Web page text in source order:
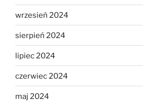
wrzesień 2024
sierpień 2024
lipiec 2024
czerwiec 2024
maj 2024